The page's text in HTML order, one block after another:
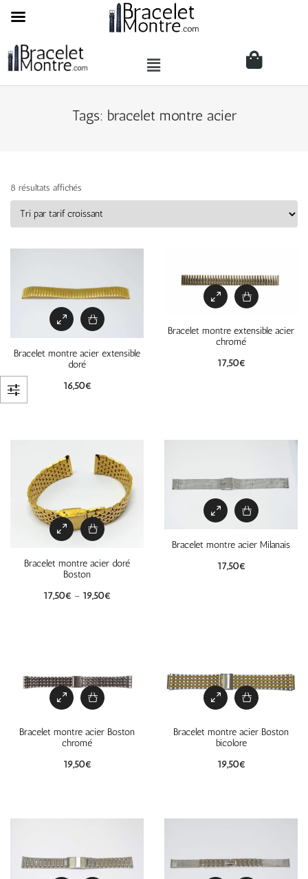
Tags: bracelet montre acier
8 résultats affichés
Bracelet montre acier extensible
doré
16,50€
Bracelet montre extensible acier
chromé
17,50€
Bracelet montre acier doré
Boston
17,50€ – 19,50€
Bracelet montre acier Milanais
17,50€
Bracelet montre acier Boston
chromé
19,50€
Bracelet montre acier Boston
bicolore
19,50€